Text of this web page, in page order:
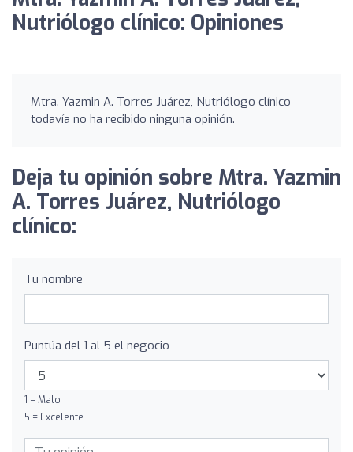
Nutriólogo clínico: Opiniones
Mtra. Yazmin A. Torres Juárez, Nutriólogo clínico
todavía no ha recibido ninguna opinión.
Deja tu opinión sobre Mtra. Yazmin
A. Torres Juárez, Nutriólogo
clínico:
Tu nombre
Puntúa del 1 al 5 el negocio
1 = Malo
5 = Excelente